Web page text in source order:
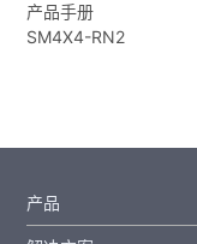
产品手册
SM4X4-RN2
产品